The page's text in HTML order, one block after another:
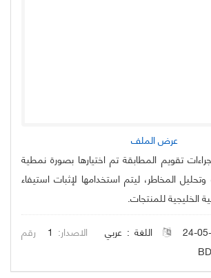
عرض الملف
تقويم المطابقة تم اختيارها بصورة نمطية
المخاطر، ليتم استخدامها لإثبات استيفاء
الخليجية للمنتجات.
اللغة :عربي الاصدار: 1
رقم